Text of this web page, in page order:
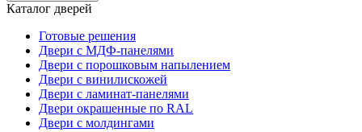
Каталог дверей
Готовые решения
Двери с МДФ-панелями
Двери с порошковым напылением
Двери с винилискожей
Двери с ламинат-панелями
Двери окрашенные по RAL
Двери с молдингами